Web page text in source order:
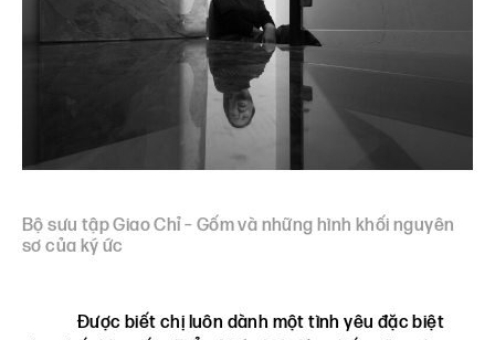
Bộ sưu tập Giao Chỉ – Gốm và những hình khối nguyên
sơ của ký ức
Được biết chị luôn dành một tình yêu đặc biệt